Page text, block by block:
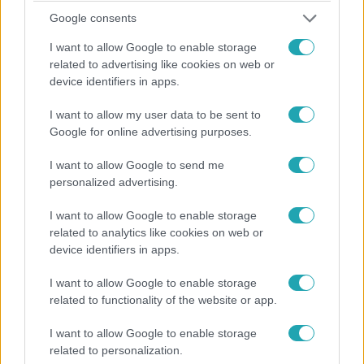
Google consents
I want to allow Google to enable storage
related to advertising like cookies on web or
device identifiers in apps.
I want to allow my user data to be sent to
Google for online advertising purposes.
I want to allow Google to send me
personalized advertising.
I want to allow Google to enable storage
related to analytics like cookies on web or
device identifiers in apps.
I want to allow Google to enable storage
related to functionality of the website or app.
I want to allow Google to enable storage
related to personalization.
köszönhetően úszta meg kisebb sérüléssel a balesetet. A
szakértő szerint figyelmetlen volt, ráadásul a rakományt
sem rögzítette rendesen.
Baleset-bűnügy
2024. július 8. 14:30
Videón az M1-esen történt halálos baleset
pillanatai